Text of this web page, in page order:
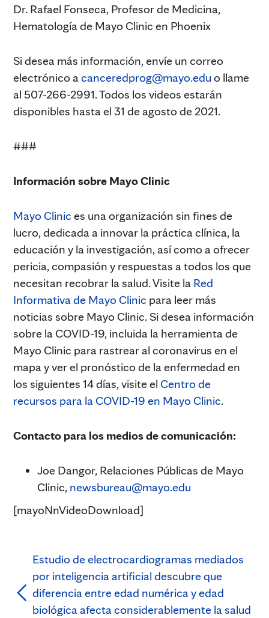
Dr. Rafael Fonseca, Profesor de Medicina,
Hematología de Mayo Clinic en Phoenix
Si desea más información, envíe un correo
electrónico acanceredprog@mayo.edu o llame
al 507-266-2991. Todos los videos estarán
disponibles hasta el 31 de agosto de 2021.
###
Información sobre Mayo Clinic
Mayo Clinic es una organización sin fines de
lucro, dedicada a innovar la práctica clínica, la
educación y la investigación, así como a ofrecer
pericia, compasión y respuestas a todos los que
necesitan recobrar la salud. Visite la Red
Informativa de Mayo Clinic para leer más
noticias sobre Mayo Clinic. Si desea información
sobre la COVID-19, incluida la herramienta de
Mayo Clinic para rastrear al coronavirus en el
mapa y ver el pronóstico de la enfermedad en
los siguientes 14 días, visite el Centro de
recursos para la COVID-19 en Mayo Clinic.
Contacto para los medios de comunicación:
Joe Dangor, Relaciones Públicas de Mayo
Clinic, newsbureau@mayo.edu
[mayoNnVideoDownload]
Estudio de electrocardiogramas mediados
por inteligencia artificial descubre que
diferencia entre edad numérica y edad
biológica afecta considerablemente la salud